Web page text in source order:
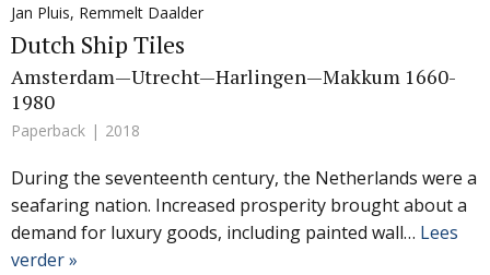
Jan Pluis, Remmelt Daalder
Dutch Ship Tiles
Amsterdam—Utrecht—Harlingen—Makkum 1660-
1980
Paperback 2018
During the seventeenth century, the Netherlands were a
seafaring nation. Increased prosperity brought about a
demand for luxury goods, including painted wall… Lees
verder »